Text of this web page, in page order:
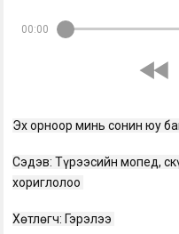
00:00
Эх орноор минь сонин юу
Сэдэв: Түрээсийн мопед,
хориглолоо
Хөтлөгч: Гэрэлээ